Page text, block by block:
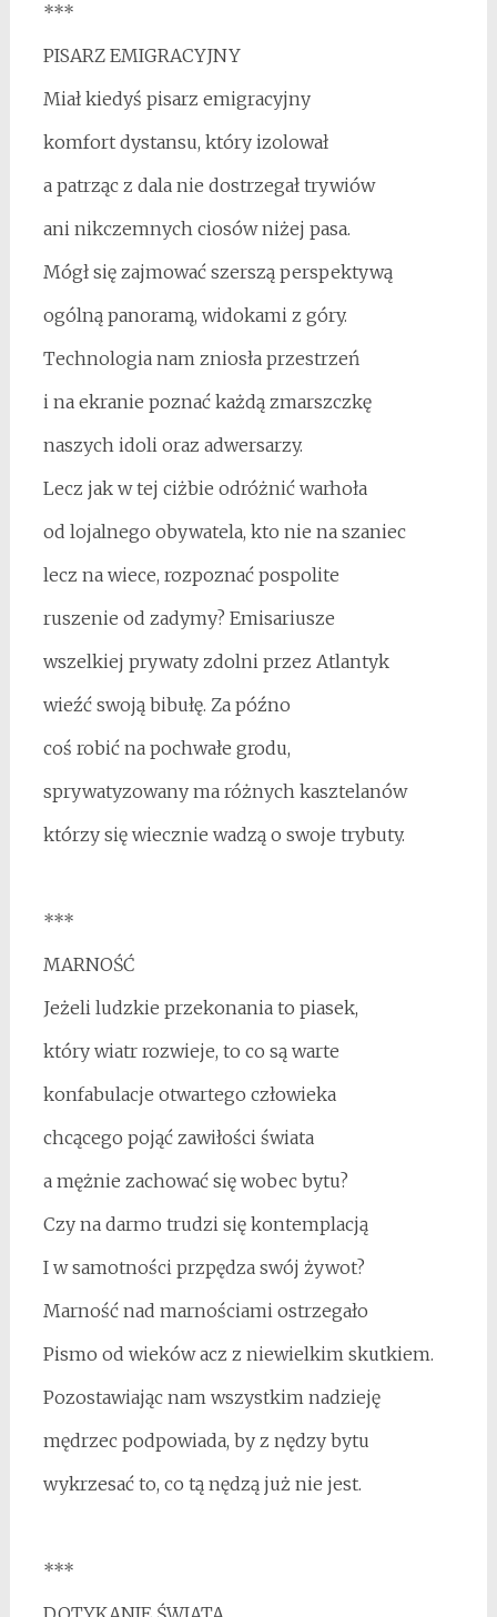
***
PISARZ EMIGRACYJNY
Miał kiedyś pisarz emigracyjny
komfort dystansu, który izolował
a patrząc z dala nie dostrzegał trywiów
ani nikczemnych ciosów niżej pasa.
Mógł się zajmować szerszą perspektywą
ogólną panoramą, widokami z góry.
Technologia nam zniosła przestrzeń
i na ekranie poznać każdą zmarszczkę
naszych idoli oraz adwersarzy.
Lecz jak w tej ciżbie odróżnić warhoła
od lojalnego obywatela, kto nie na szaniec
lecz na wiece, rozpoznać pospolite
ruszenie od zadymy? Emisariusze
wszelkiej prywaty zdolni przez Atlantyk
wieźć swoją bibułę. Za późno
coś robić na pochwałe grodu,
sprywatyzowany ma różnych kasztelanów
którzy się wiecznie wadzą o swoje trybuty.
***
MARNOŚĆ
Jeżeli ludzkie przekonania to piasek,
który wiatr rozwieje, to co są warte
konfabulacje otwartego człowieka
chcącego pojąć zawiłości świata
a mężnie zachować się wobec bytu?
Czy na darmo trudzi się kontemplacją
I w samotności przpędza swój żywot?
Marność nad marnościami ostrzegało
Pismo od wieków acz z niewielkim skutkiem.
Pozostawiając nam wszystkim nadzieję
mędrzec podpowiada, by z nędzy bytu
wykrzesać to, co tą nędzą już nie jest.
***